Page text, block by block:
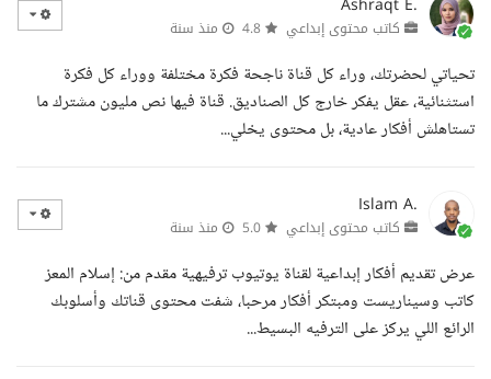
كاتب محتوى إبداعي منذ سنة
تحياتي لحضرتك، وراء كل قناة ناجحة فكرة مختلفة ووراء كل فكرة
استثنائية، عقل يفكر خارج كل الصناديق. قناة فيها نص مليون مشترك ما
تستاهلش أفكار عادية، بل محتوى يخلي...
Islam A.
كاتب محتوى إبداعي منذ سنة
عرض تقديم أفكار إبداعية لقناة يوتيوب ترفيهية مقدم من: إسلام المعز
كاتب وسيناريست ومبتكر أفكار مرحبا، شفت محتوى قناتك وأسلوبك
الرائع اللي يركز على الترفيه البسيط...